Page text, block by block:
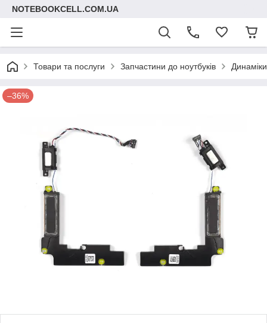
NOTEBOOKCELL.COM.UA
Товари та послуги Запчастини до ноутбуків
–36%